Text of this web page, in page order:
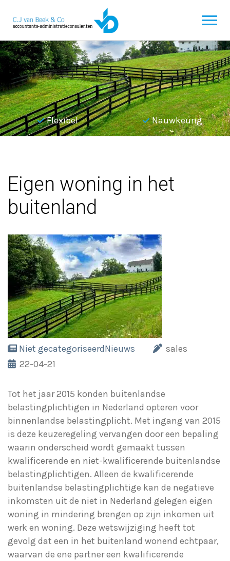
Flexibel Nauwkeurig
Eigen woning in het
buitenland
Niet gecategoriseerdNieuws
sales
22-04-21
Tot het jaar 2015 konden buitenlandse
belastingplichtigen in Nederland opteren voor
binnenlandse belastingplicht. Met ingang van 2015
is deze keuzeregeling vervangen door een bepaling
waarin onderscheid wordt gemaakt tussen
kwalificerende en niet-kwalificerende buitenlandse
belastingplichtigen. Alleen de kwalificerende
buitenlandse belastingplichtige kan de negatieve
inkomsten uit de niet in Nederland gelegen eigen
woning in mindering brengen op zijn inkomen uit
werk en woning. Deze wetswijziging heeft tot
gevolg dat een in het buitenland wonend echtpaar,
waarvan de ene partner een kwalificerende